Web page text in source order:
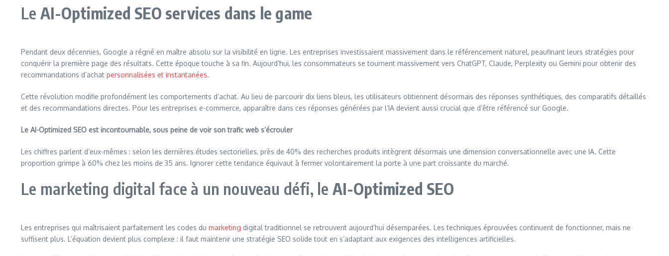
Le AI-Optimized SEO services dans le game
Pendant deux décennies, Google a régné en maître absolu sur la visibilité en ligne. Les entreprises investissaient massivement dans le référencement naturel, peaufinant leurs stratégies pour
conquérir la première page des résultats. Cette époque touche à sa fin. Aujourd’hui, les consommateurs se tournent massivement vers ChatGPT, Claude, Perplexity ou Gemini pour obtenir des
recommandations d’achat personnalisées et instantanées.
Cette révolution modifie profondément les comportements d’achat. Au lieu de parcourir dix liens bleus, les utilisateurs obtiennent désormais des réponses synthétiques, des comparatifs détaillés
et des recommandations directes. Pour les entreprises e-commerce, apparaître dans ces réponses générées par l’IA devient aussi crucial que d’être référencé sur Google.
Le AI-Optimized SEO est incontournable, sous peine de voir son trafic web s’écrouler
Les chiffres parlent d’eux-mêmes : selon les dernières études sectorielles, près de 40% des recherches produits intègrent désormais une dimension conversationnelle avec une IA. Cette
proportion grimpe à 60% chez les moins de 35 ans. Ignorer cette tendance équivaut à fermer volontairement la porte à une part croissante du marché.
Le marketing digital face à un nouveau défi, le AI-Optimized SEO
Les entreprises qui maîtrisaient parfaitement les codes du marketing digital traditionnel se retrouvent aujourd’hui désemparées. Les techniques éprouvées continuent de fonctionner, mais ne
suffisent plus. L’équation devient plus complexe : il faut maintenir une stratégie SEO solide tout en s’adaptant aux exigences des intelligences artificielles.